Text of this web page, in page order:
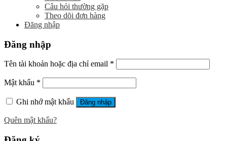
Câu hỏi thường gặp
Theo dõi đơn hàng
Đăng nhập
Đăng nhập
Tên tài khoản hoặc địa chỉ email *
Mật khẩu *
Ghi nhớ mật khẩu Đăng nhập
Quên mật khẩu?